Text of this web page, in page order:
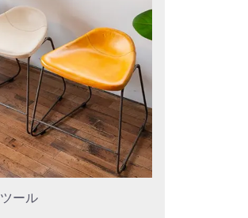
メモリもついていて便利で
な空間に&#9825;ご飯食べ
るくらい消えてました♪＾
ール